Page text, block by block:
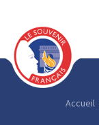
Accueil